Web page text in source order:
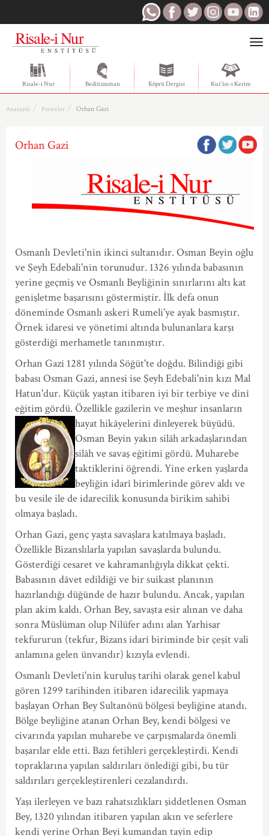
Risale-i Nur Bediüzzaman Köprü Dergisi Kur'ân-ı Kerim
Anasayfa Portreler Orhan Gazi
Orhan Gazi
Osmanlı Devleti'nin ikinci sultanıdır. Osman Beyin oğlu
ve Şeyh Edebali'nin torunudur. 1326 yılında babasının
yerine geçmiş ve Osmanlı Beyliğinin sınırlarını altı kat
genişletme başarısını göstermiştir. İlk defa onun
döneminde Osmanlı askeri Rumeli'ye ayak basmıştır.
Örnek idaresi ve yönetimi altında bulunanlara karşı
gösterdiği merhametle tanınmıştır.
Orhan Gazi 1281 yılında Söğüt'te doğdu. Bilindiği gibi
babası Osman Gazi, annesi ise Şeyh Edebali'nin kızı Mal
Hatun'dur. Küçük yaştan itibaren iyi bir terbiye ve dinî
eğitim gördü. Özellikle gazilerin ve meşhur insanların
hayat hikâyelerini dinleyerek büyüdü.
Osman Beyin yakın silâh arkadaşlarından
silâh ve savaş eğitimi gördü. Muharebe
taktiklerini öğrendi. Yine erken yaşlarda
beyliğin idarî birimlerinde görev aldı ve
bu vesile ile de idarecilik konusunda birikim sahibi
olmaya başladı.
Orhan Gazi, genç yaşta savaşlara katılmaya başladı.
Özellikle Bizanslılarla yapılan savaşlarda bulundu.
Gösterdiği cesaret ve kahramanlığıyla dikkat çekti.
Babasının dâvet edildiği ve bir suikast planının
hazırlandığı düğünde de hazır bulundu. Ancak, yapılan
plan akim kaldı. Orhan Bey, savaşta esir alınan ve daha
sonra Müslüman olup Nilüfer adını alan Yarhisar
tekfururun (tekfur, Bizans idarî biriminde bir çeşit vali
anlamına gelen ünvandır) kızıyla evlendi.
Osmanlı Devleti'nin kuruluş tarihi olarak genel kabul
gören 1299 tarihinden itibaren idarecilik yapmaya
başlayan Orhan Bey Sultanönü bölgesi beyliğine atandı.
Bölge beyliğine atanan Orhan Bey, kendi bölgesi ve
civarında yapılan muharebe ve çarpışmalarda önemli
başarılar elde etti. Bazı fetihleri gerçekleştirdi. Kendi
topraklarına yapılan saldırıları önlediği gibi, bu tür
saldırıları gerçekleştirenleri cezalandırdı.
Yaşı ilerleyen ve bazı rahatsızlıkları şiddetlenen Osman
Bey, 1320 yılından itibaren yapılan akın ve seferlere
kendi yerine Orhan Beyi kumandan tayin edip